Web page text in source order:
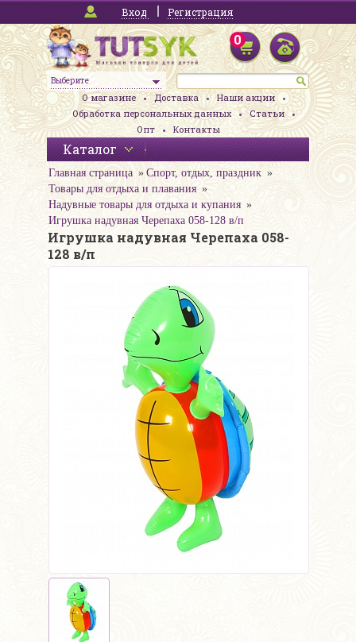
Вход Регистрация
Выберите
0
О магазине Доставка
Наши акции
Обработка персональных данных
Статьи
Опт
Контакты
Каталог
Главная страница
Спорт, отдых, праздник
Товары для отдыха и плавания
Надувные товары для отдыха и купания
Игрушка надувная Черепаха 058-128 в/п
Игрушка надувная Черепаха 058-
128 в/п